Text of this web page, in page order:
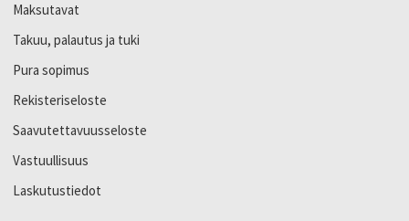
Maksutavat
Takuu, palautus ja tuki
Pura sopimus
Rekisteriseloste
Saavutettavuusseloste
Vastuullisuus
Laskutustiedot